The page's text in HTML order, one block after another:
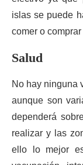
islas se puede
comer o
Salud
No hay ninguna
aunque son
dependerá
realizar y las
ello lo mejor